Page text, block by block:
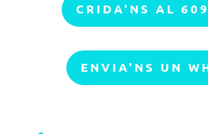
CRIDA'NS AL
ENVIA'NS UN